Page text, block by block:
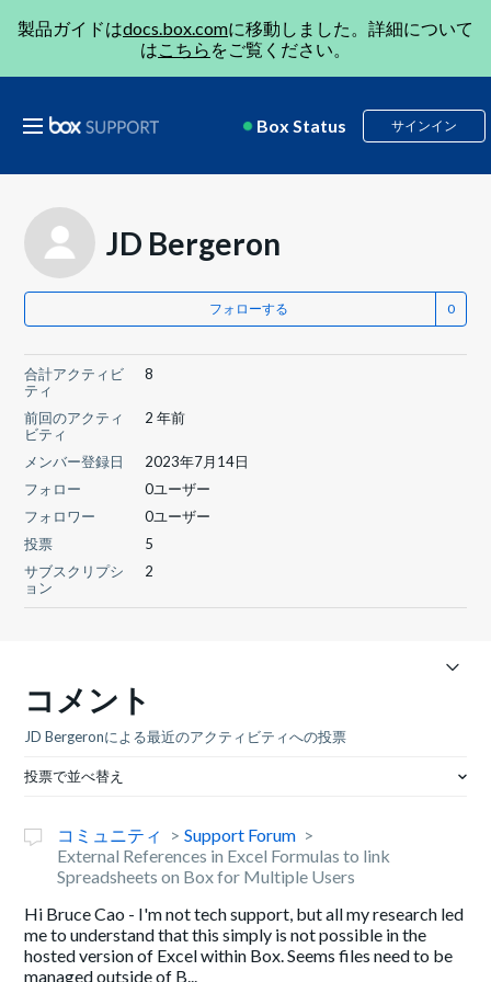
製品ガイドはdocs.box.comに移動しました。詳細について
はこちら をご覧ください。
Box Status サインイン
JD Bergeron
フォローする
合計アクティビ
ティ
8
前回のアクティ
ビティ
2 年前
メンバー登録日
2023年7月14日
フォロー
0ユーザー
フォロワー
0ユーザー
投票
5
サブスクリプシ
ョン
2
コメント
JD Bergeronによる最近のアクティビティへの投票
投票で並べ替え
コミュニティ
Support Forum
External References in Excel Formulas to link
Spreadsheets on Box for Multiple Users
Hi Bruce Cao - I'm not tech support, but all my research led
me to understand that this simply is not possible in the
hosted version of Excel within Box. Seems files need to be
managed outside of B...